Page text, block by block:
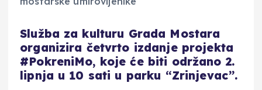
Služba za kulturu Grada Mostara
organizira četvrto izdanje projekta
#PokreniMo, koje će biti održano 2.
lipnja u 10 sati u parku “Zrinjevac”.